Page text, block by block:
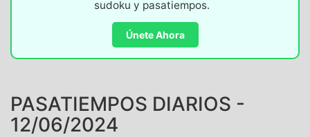
sudoku y pasatiempos.
Únete Ahora
PASATIEMPOS DIARIOS -
12/06/2024